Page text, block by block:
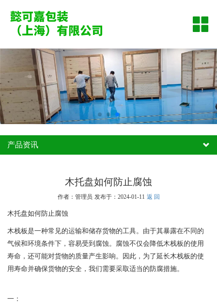
网站首页
公司简介
产品资讯
木制品
产品资讯
公司新闻
木托盘如何防止腐蚀
作者：管理员 发布于：2024-01-11 返 回
木托盘如何防止腐蚀
木栈板是一种常见的运输和储存货物的工具。由于其暴露在不同的
气候和环境条件下，容易受到腐蚀。腐蚀不仅会降低木栈板的使用
寿命，还可能对货物的质量产生影响。因此，为了延长木栈板的使
用寿命并确保货物的安全，我们需要采取适当的防腐措施。
一：